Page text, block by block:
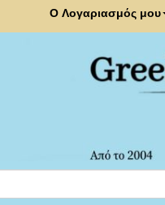
Ο Λογαριασμός μου